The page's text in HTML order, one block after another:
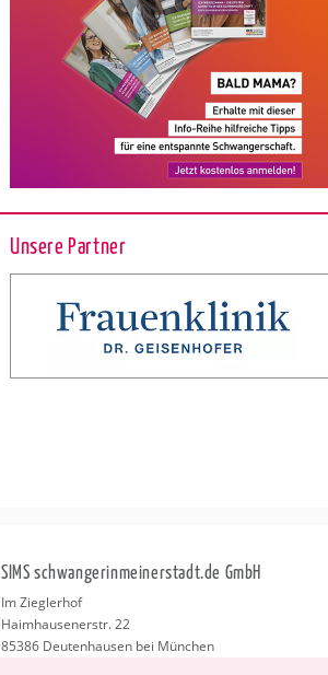
Unsere Partner
SIMS schwangerinmeinerstadt.de GmbH
Im Zieglerhof
Haimhausenerstr. 22
85386 Deutenhausen bei München